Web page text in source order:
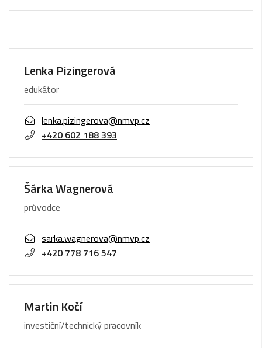
Lenka Pizingerová
edukátor
lenka.pizingerova@nmvp.cz
+420 602 188 393
Šárka Wagnerová
průvodce
sarka.wagnerova@nmvp.cz
+420 778 716 547
Martin Kočí
investiční/technický pracovník